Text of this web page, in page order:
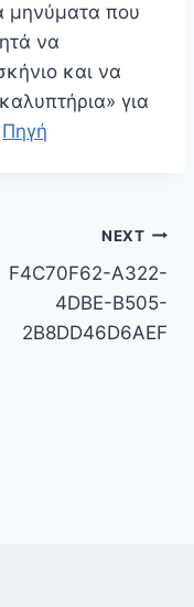
μηνύματα που
να
και να
για
Πηγή
NEXT
F4C70F62-A322-
4DBE-B505-
2B8DD46D6AEF